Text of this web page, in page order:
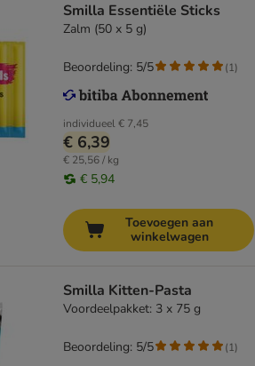
Smilla Essentiële Sticks
Zalm (50 x 5 g)
individueel€ 7,45
€ 6,39
€ 25,56 / kg
€ 5,94
Beoordeling: 5/5 (1)
Toevoegen aan
winkelwagen
Smilla Kitten-Pasta
Voordeelpakket: 3 x 75 g
Beoordeling: 5/5 (1)